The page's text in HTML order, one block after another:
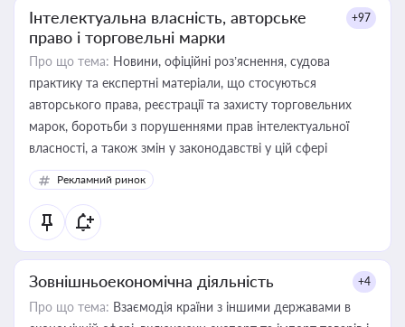
Інтелектуальна власність, авторське
право і торговельні марки
+97
Про що тема: Новини, офіційні роз’яснення, судова
практику та експертні матеріали, що стосуються
авторського права, реєстрації та захисту торговельних
марок, боротьби з порушеннями прав інтелектуальної
власності, а також змін у законодавстві у цій сфері
Рекламний ринок
Зовнішньоекономічна діяльність +4
Про що тема: Взаємодія країни з іншими державами в